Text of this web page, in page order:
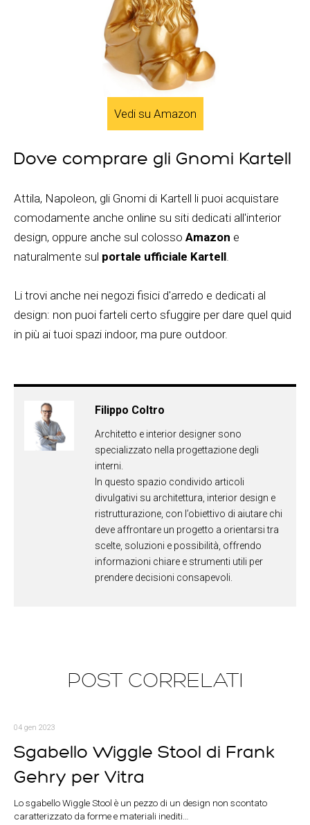
Vedi su Amazon
Dove comprare gli Gnomi Kartell
Attila, Napoleon, gli Gnomi di Kartell li puoi acquistare
comodamente anche online su siti dedicati all'interior
design, oppure anche sul colosso Amazon e
naturalmente sul portale ufficiale Kartell
Li trovi anche nei negozi fisici d'arredo e dedicati al
design: non puoi farteli certo sfuggire per dare quel quid
in più ai tuoi spazi indoor, ma pure outdoor.
Filippo Coltro
Architetto e interior designer sono
specializzato nella progettazione degli
interni.
In questo spazio condivido articoli
divulgativi su architettura, interior design e
ristrutturazione, con l’obiettivo di aiutare chi
deve affrontare un progetto a orientarsi tra
scelte, soluzioni e possibilità, offrendo
informazioni chiare e strumenti utili per
prendere decisioni consapevoli.
POST CORRELATI
04 gen 2023
Sgabello Wiggle Stool di Frank
Gehry per Vitra
Lo sgabello Wiggle Stool è un pezzo di un design non scontato
caratterizzato da forme e materiali inediti…